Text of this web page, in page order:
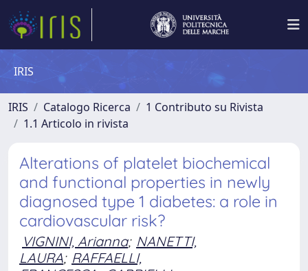
IRIS
IRIS Catalogo Ricerca
1 Contributo su Rivista
1.1 Articolo in rivista
Alterations of platelet biochemical
and functional properties in newly
diagnosed type 1 diabetes: a role in
cardiovascular risk?
VIGNINI, Arianna; NANETTI,
LAURA; RAFFAELLI,